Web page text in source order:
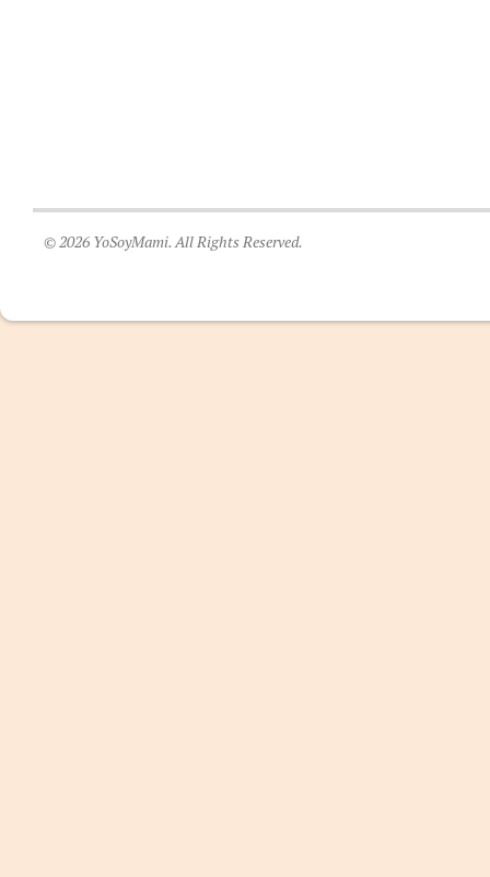
© 2026 YoSoyMami. All Rights Reserved.